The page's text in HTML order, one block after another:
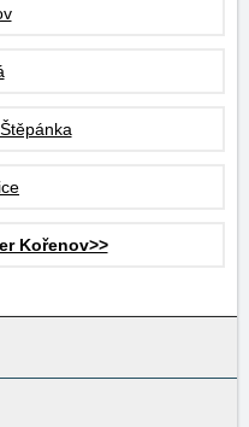
Kořenov>>